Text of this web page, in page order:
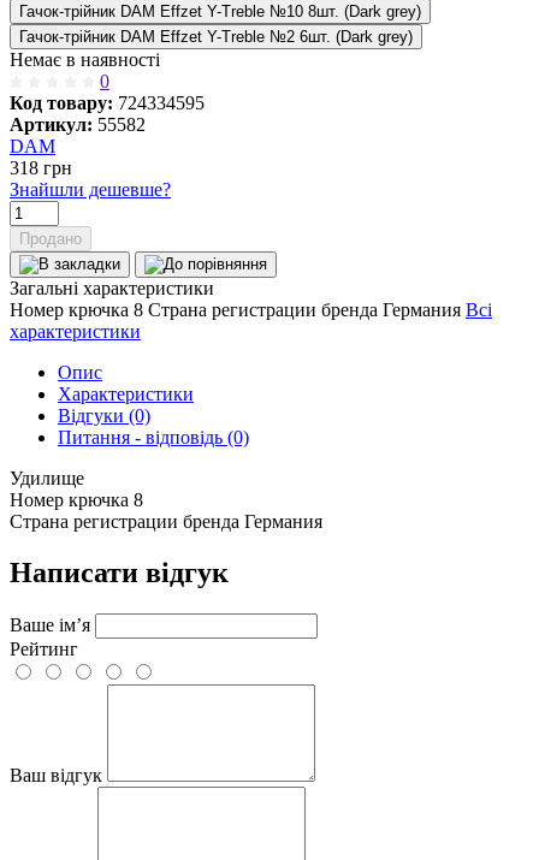
Гачок-трійник DAM Effzet Y-Treble №10 8шт. (Dark grey)
Гачок-трійник DAM Effzet Y-Treble №2 6шт. (Dark grey)
Немає в наявності
0
Код товару: 724334595
Артикул: 55582
DAM
318 грн
Знайшли дешевше?
Продано
Загальні характеристики
Номер крючка 8 Страна регистрации бренда Германия Всі
характеристики
Опис
Характеристики
Відгуки (0)
Питання - відповідь (0)
Удилище
Номер крючка 8
Страна регистрации бренда Германия
Написати відгук
Ваше ім’я
Рейтинг
Ваш відгук